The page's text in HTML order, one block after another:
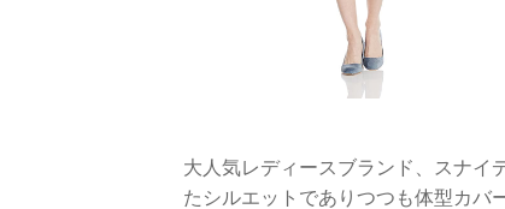
大人気レディースブランド、スナイ
たシルエットでありつつも体型カバ